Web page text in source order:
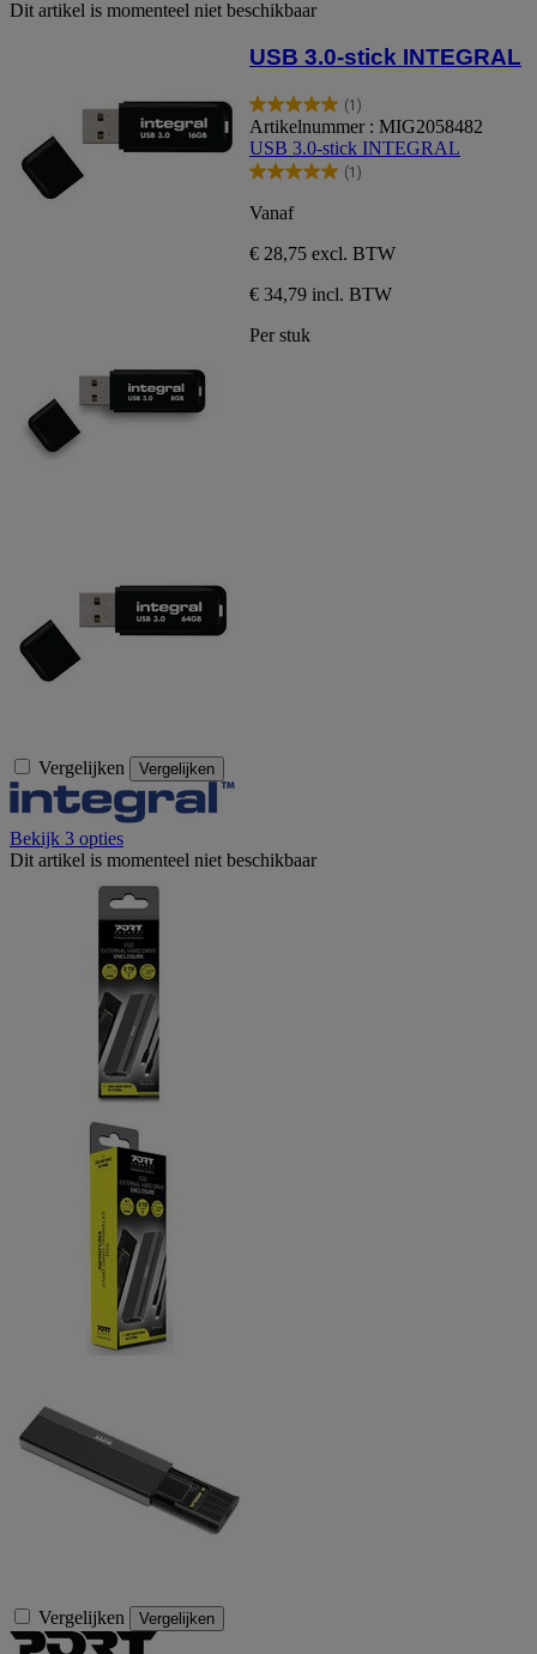
Dit artikel is momenteel niet beschikbaar
Vergelijken Vergelijken
USB 3.0-stick INTEGRAL
(1)
5.0
van
de
5
1
beoordeling
Artikelnummer : MIG2058482
USB 3.0-stick INTEGRAL
(1)
5.0
van
de
5
sterren.
1
Vanaf
€ 28,75 excl. BTW
€ 34,79 incl. BTW
Per stuk
Bekijk 3 opties
Dit artikel is momenteel niet beschikbaar
Vergelijken Vergelijken